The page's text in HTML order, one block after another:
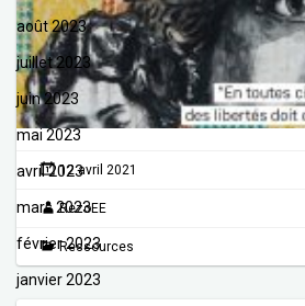
août 2023
juillet 2023
juin 2023
mai 2023
avril 2023
mars 2023
février 2023
janvier 2023
12 avril 2021
RezoEE
Ressources